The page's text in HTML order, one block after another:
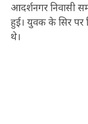
आदर्शनगर निवासी
हुई। युवक के सिर पर
थे।